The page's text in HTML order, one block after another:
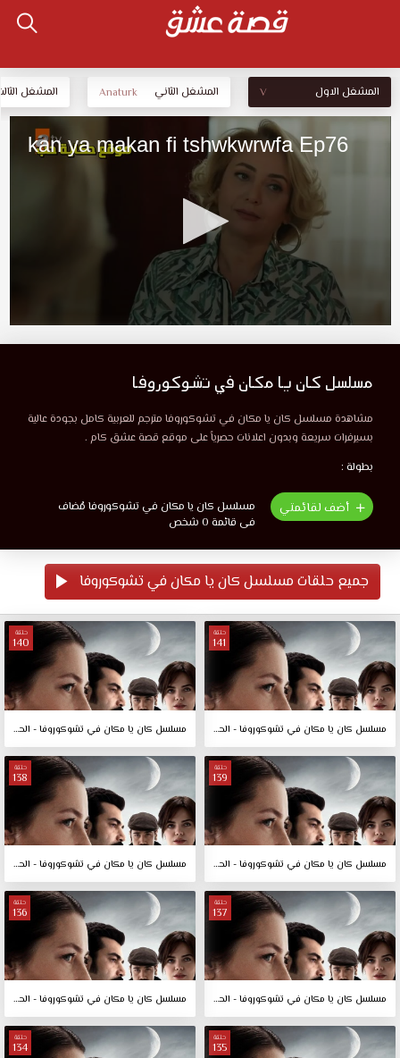
المشغل الاول V المشغل الثاني Anaturk المشغل
مسلسل كان يا مكان في تشوكوروفا
مشاهدة مسلسل كان يا مكان في تشوكوروفا مترجم للعربية كامل بجودة عالية
بسيرفرات سريعة وبدون اعلانات حصرياً على موقع قصة عشق كام .
بطولة :
أضف لقائمتي
مسلسل كان يا مكان في تشوكوروفا مُضاف
فى قائمة 0 شخص
جميع حلقات مسلسل كان يا مكان في تشوكوروفا
حلقة
141
مسلسل كان يا مكان في تشوكوروفا - الحلقة 141
حلقة
140
مسلسل كان يا مكان في تشوكوروفا - الحلقة 140
حلقة
139
مسلسل كان يا مكان في تشوكوروفا - الحلقة 139
حلقة
138
مسلسل كان يا مكان في تشوكوروفا - الحلقة 138
حلقة
137
مسلسل كان يا مكان في تشوكوروفا - الحلقة 137
حلقة
136
مسلسل كان يا مكان في تشوكوروفا - الحلقة 136
حلقة
135
حلقة
134